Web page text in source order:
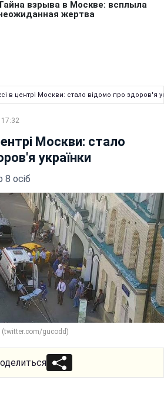
в центрі Москви: стало відомо про здоров'я
Москви: стало
українки
осіб
(twitter.com/gucodd)